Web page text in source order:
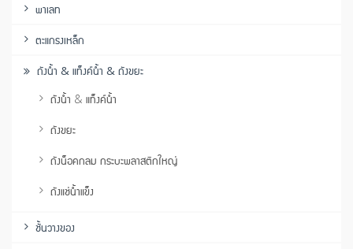
พาเลท
ตะแกรงเหล็ก
ถังน้ำ & แท็งค์น้ำ & ถังขยะ
ถังน้ำ & แท็งค์น้ำ
ถังขยะ
ถังน็อคกลม กระบะพลาสติกใหญ่
ถังแช่น้ำแข็ง
ชั้นวางของ